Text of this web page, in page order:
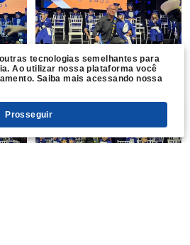
tecnologias semelhantes para
Ao utilizar nossa plataforma você
Saiba mais acessando nossa
Prosseguir